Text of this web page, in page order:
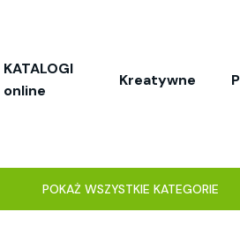
KATALOGI
online
Kreatywne
POKAŻ WSZYSTKIE KATEGORIE